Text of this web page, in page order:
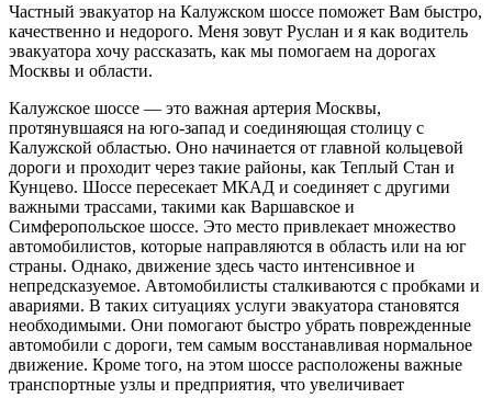
Частный эвакуатор на Калужском шоссе поможет Вам быстро,
качественно и недорого. Меня зовут Руслан и я как водитель
эвакуатора хочу рассказать, как мы помогаем на дорогах
Москвы и области.
Калужское шоссе — это важная артерия Москвы,
протянувшаяся на юго-запад и соединяющая столицу с
Калужской областью. Оно начинается от главной кольцевой
дороги и проходит через такие районы, как Теплый Стан и
Кунцево. Шоссе пересекает МКАД и соединяет с другими
важными трассами, такими как Варшавское и
Симферопольское шоссе. Это место привлекает множество
автомобилистов, которые направляются в область или на юг
страны. Однако, движение здесь часто интенсивное и
непредсказуемое. Автомобилисты сталкиваются с пробками и
авариями. В таких ситуациях услуги эвакуатора становятся
необходимыми. Они помогают быстро убрать поврежденные
автомобили с дороги, тем самым восстанавливая нормальное
движение. Кроме того, на этом шоссе расположены важные
транспортные узлы и предприятия, что увеличивает